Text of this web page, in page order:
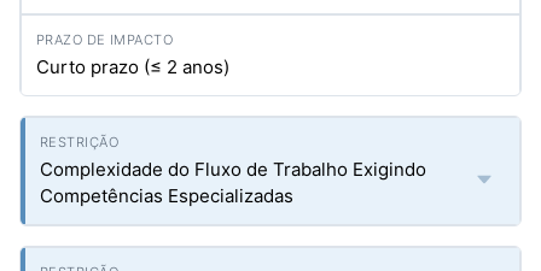
Curto prazo (≤ 2 anos)
Complexidade do Fluxo de Trabalho Exigindo
Competências Especializadas